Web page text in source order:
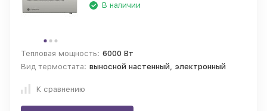
В наличии
Тепловая мощность: 6000 Вт
Вид термостата: выносной настенный, электронный
К сравнению